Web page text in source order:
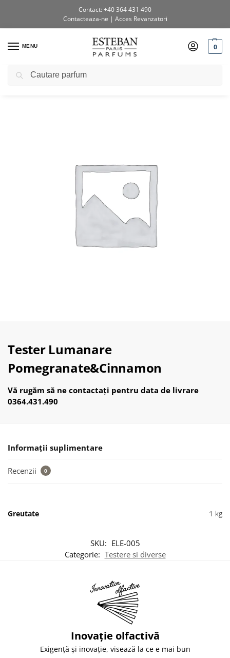
Contact: +40 364 431 490
Contacteaza-ne | Acces Revanzatori
MENU 0
Prima pagină / Shop / Testere si diverse
Tester Lumanare
Pomegranate&Cinnamon
Vă rugăm să ne contactați pentru data de livrare
0364.431.490
Informații suplimentare
Recenzii 0
Greutate 1 kg
SKU: ELE-005
Categorie: Testere si diverse
Inovație olfactivă
Exigență și inovație, visează la ce e mai bun